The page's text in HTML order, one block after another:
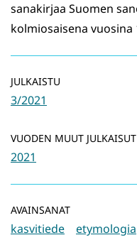
sanakirjaa Suomen
kolmiosaisena vuosina
JULKAISTU
3/2021
VUODEN MUUT JULKAISUT
2021
AVAINSANAT
kasvitiede etymologia